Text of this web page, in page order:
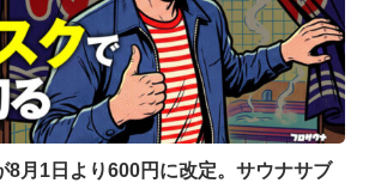
8月1日より600円に改定。サウナサブ